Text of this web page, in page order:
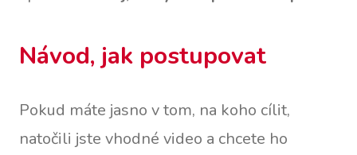
Návod, jak postupovat
Pokud máte jasno v tom, na koho cílit,
natočili jste vhodné video a chcete ho